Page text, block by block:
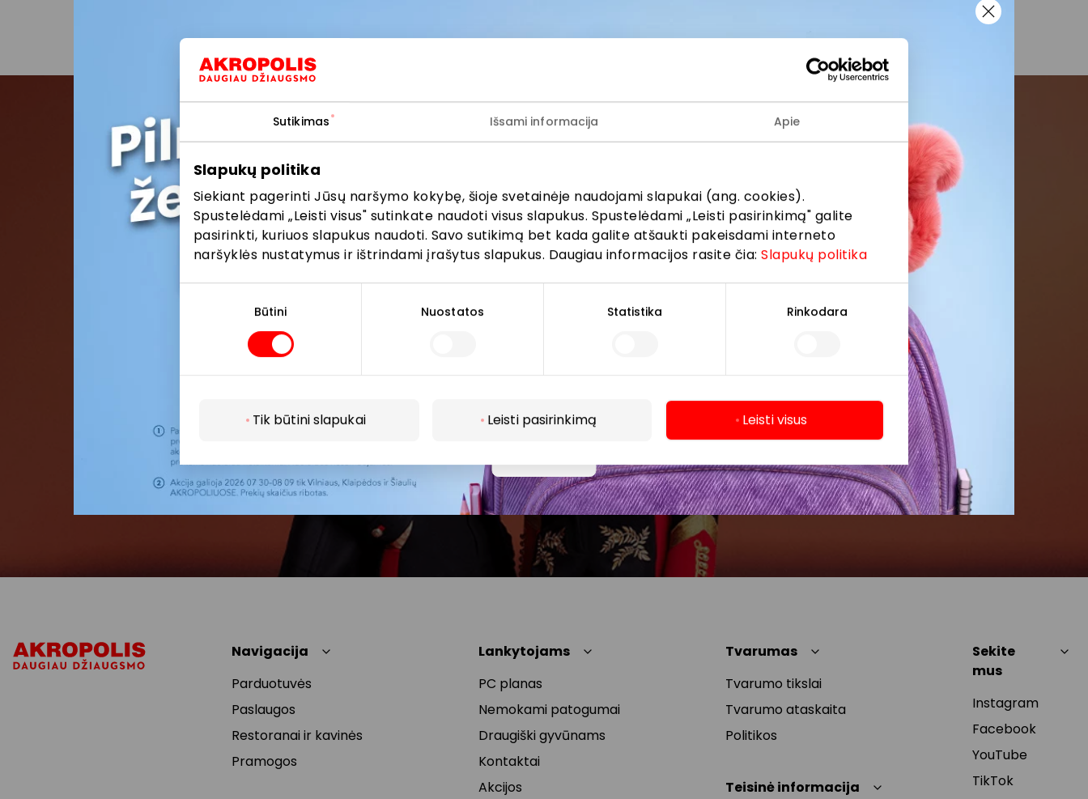
Sutikimas Išsami informacija Apie
Slapukų politika
Siekiant pagerinti Jūsų naršymo kokybę, šioje svetainėje naudojami slapukai (ang. cookies).
Spustelėdami „Leisti visus" sutinkate naudoti visus slapukus. Spustelėdami „Leisti pasirinkimą" galite
pasirinkti, kuriuos slapukus naudoti. Savo sutikimą bet kada galite atšaukti pakeisdami interneto
naršyklės nustatymus ir ištrindami įrašytus slapukus. Daugiau informacijos rasite čia:Slapukų politika
Būtini Nuostatos Statistika Rinkodara
Tik būtini slapukai Leisti pasirinkimą Leisti visus
Prisijunkite prie mūsų bendruomenės
Pirmieji sužinokite apie geriausius pasiūlymus, renginius ir naujausią informaciją iš
AKROPOLIS prekybos centro.
AKROPOLIS naujienas. Dėl to AKROPOLIS GROUP,
UAB Tavo el. pašto duomenis tvarkys naujienlaiškių
siuntimo tikslu. Sutikimą galėsi bet kuriuo metu
atšaukti, spaudžiant nuorodą gautame
naujienlaiškyje arba kreipiantis
privatumas@akropolis.lt.
Navigacija
Parduotuvės
Paslaugos
Restoranai ir kavinės
Pramogos
Lankytojams
PC planas
Nemokami patogumai
Draugiški gyvūnams
Kontaktai
Akcijos
Tvarumas
Tvarumo tikslai
Tvarumo ataskaita
Politikos
Teisinė informacija
Sekite
mus
Instagram
Facebook
YouTube
TikTok